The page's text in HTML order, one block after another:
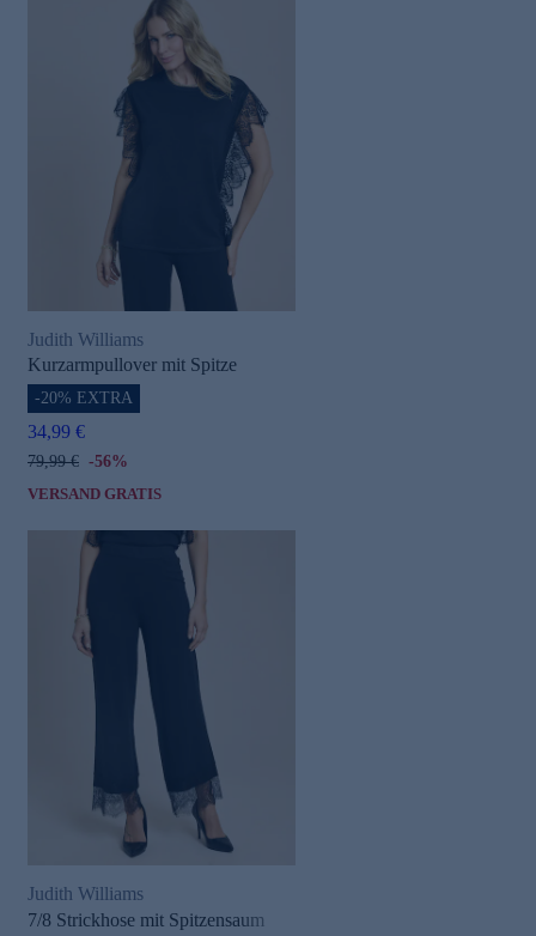
Judith Williams
Kurzarmpullover mit Spitze
-20% EXTRA
34,99 €
79,99 € -56%
VERSAND GRATIS
Judith Williams
7/8 Strickhose mit Spitzensaum